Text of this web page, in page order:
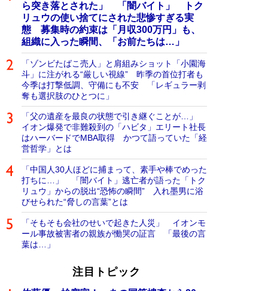
ら突き落とされた」 「闇バイト」 トク
リュウの使い捨てにされた悲惨すぎる実
態 募集時の約束は「月収300万円」も、
組織に入った瞬間、「お前たちは…」
「ゾンビたばこ売人」と肩組みショット「小園海
斗」に注がれる“厳しい視線” 昨季の首位打者も
今季は打撃低調、守備にも不安 「レギュラー剥
奪も選択肢のひとつに」
「父の遺産を最良の状態で引き継ぐことが…」
イオン爆発で非難殺到の「ハビタ」エリート社長
はハーバードでMBA取得 かつて語っていた「経
営哲学」とは
「中国人30人ほどに捕まって、素手や棒でめった
打ちに…」 「闇バイト」逃亡者が語った「トク
リュウ」からの脱出“恐怖の瞬間” 入れ墨男に浴
びせられた“脅しの言葉”とは
「そもそも会社のせいで起きた人災」 イオンモ
ール事故被害者の親族が慟哭の証言 「最後の言
葉は…」
注目トピック